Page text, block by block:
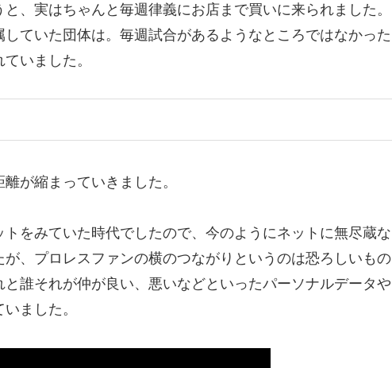
、実はちゃんと毎週律義にお店まで買いに来られました。
ていた団体は。毎週試合があるようなところではなかった
いました。
が縮まっていきました。
をみていた時代でしたので、今のようにネットに無尽蔵な
、プロレスファンの横のつながりというのは恐ろしいもの
誰それが仲が良い、悪いなどといったパーソナルデータや
ました。